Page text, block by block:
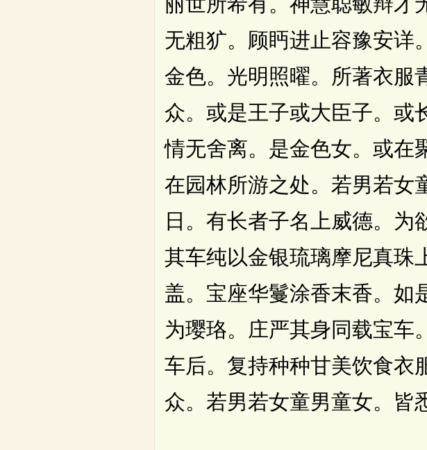
无粗犷。顾眄进止容豫安详
金色。光明照曜。所著衣服
众。或是王子或大臣子。或
情无舍离。是金色女。或在
在园林所游之处。若男若女
日。有长者子名上威德。为
其车纯以金银琉璃摩尼真珠
盖。宝座华鬘涂香末香。如
为璎珞。庄严其身同载宝车
车后。复持种种甘美饮食衣
众。若男若女童男童女。皆